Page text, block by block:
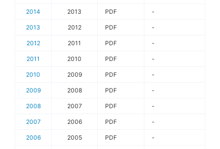
2014 2013 PDF -
2013 2012 PDF -
2012 2011 PDF -
2011 2010 PDF -
2010 2009 PDF -
2009 2008 PDF -
2008 2007 PDF -
2007 2006 PDF -
2006 2005 PDF -